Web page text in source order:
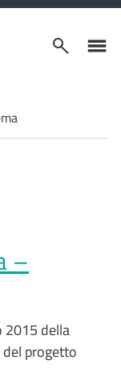
Apri/
Apri/chiudi
–
2015 della
del progetto